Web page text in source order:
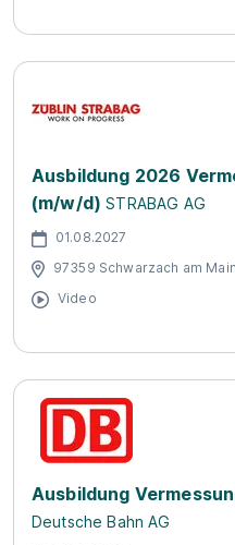
Ausbildung 2026
(m/w/d) STRABAG AG
01.08.2027
97359 Schwarzach am Main
Video
Ausbildung
Deutsche Bahn AG